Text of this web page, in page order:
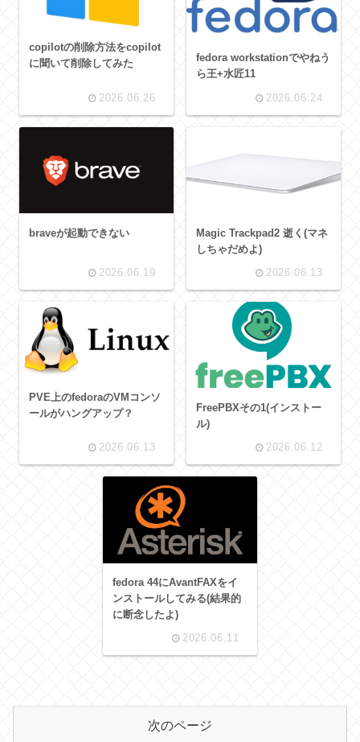
copilotの削除方法をcopilot
に聞いて削除してみた
2026.06.26
fedora workstationでやねう
ら王+水匠11
2026.06.24
braveが起動できない
2026.06.19
Magic Trackpad2 逝く(マネ
しちゃだめよ)
2026.06.13
PVE上のfedoraのVMコンソ
ールがハングアップ？
2026.06.13
FreePBXその1(インストー
ル)
2026.06.12
fedora 44にAvantFAXをイ
ンストールしてみる(結果的
に断念したよ)
2026.06.11
次のページ